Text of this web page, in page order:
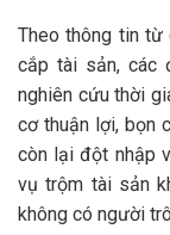
Theo thông tin từ
cắp tài sản, các
nghiên cứu thời
cơ thuận lợi, bọn
còn lại đột nhập
vụ trộm tài sản
không có người